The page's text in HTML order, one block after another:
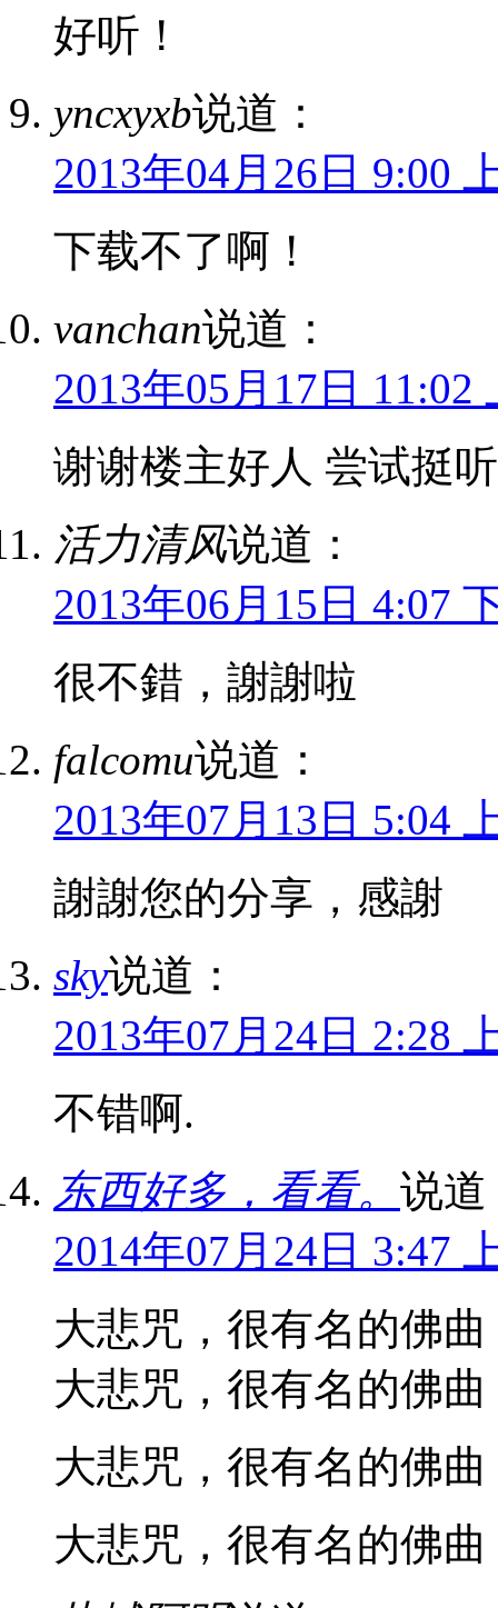
好听！
yncxyxb说道：
2013年04月26日 9:00
下载不了啊！
vanchan说道：
2013年05月17日 11:02
谢谢楼主好人 尝试挺
活力清风说道：
2013年06月15日 4:07
很不錯，謝謝啦
falcomu说道：
2013年07月13日 5:04
謝謝您的分享，感謝
sky说道：
2013年07月24日 2:28
不错啊.
东西好多，看看。 说道
2014年07月24日 3:47
大悲咒，很有名的佛曲
大悲咒，很有名的佛曲
大悲咒，很有名的佛曲
大悲咒，很有名的佛曲